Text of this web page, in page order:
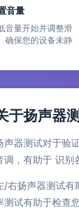
音量
音量开始并调整滑
确保您的设备未静
于扬声器
声器测试对于验
调，有助于 识别
/右扬声器测试有
测试有助于检查